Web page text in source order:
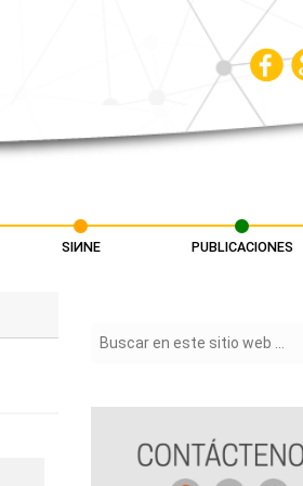
SIИNE PUBLICACIONES
Formulario de búsqueda